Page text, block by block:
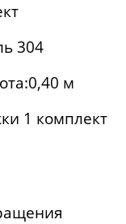
304
м
1 комплект